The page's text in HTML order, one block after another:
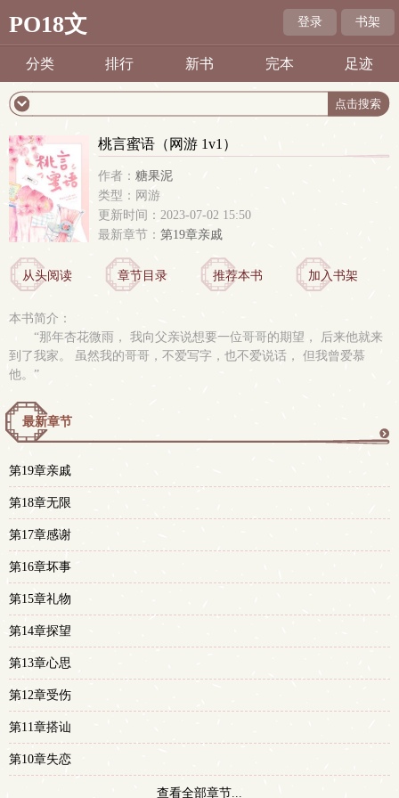
PO18文 登录 书架
分类 排行 新书 完本 足迹
桃言蜜语（网游 1v1）
作者： 糖果泥
类型：网游
更新时间：2023-07-02 15:50
最新章节： 第19章亲戚
从头阅读 章节目录 推荐本书 加入书架
本书简介：
“那年杏花微雨， 我向父亲说想要一位哥哥的期望， 后来他就来
到了我家。 虽然我的哥哥，不爱写字，也不爱说话， 但我曾爱慕
他。”
最新章节
第19章亲戚
第18章无限
第17章感谢
第16章坏事
第15章礼物
第14章探望
第13章心思
第12章受伤
第11章搭讪
第10章失恋
查看全部章节...